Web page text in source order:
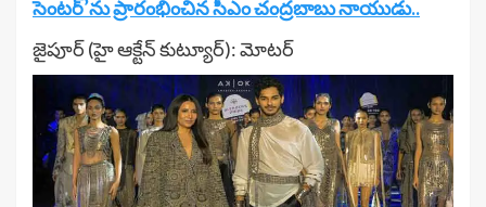
సెంటర్’ను ప్రారంభించిన సీఎం చంద్రబాబు నాయుడు..
జైపూర్ (హై ఆక్టేన్ కుట్యూర్): మోటర్­